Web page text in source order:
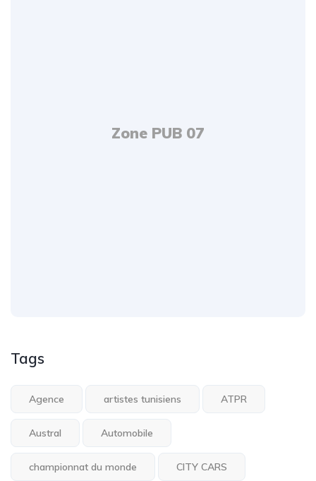
Zone PUB 07
Tags
Agence artistes tunisiens ATPR
Austral Automobile
championnat du monde CITY CARS